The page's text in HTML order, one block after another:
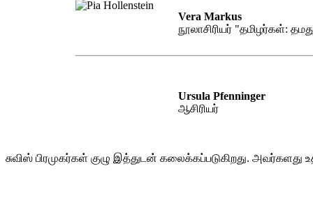
Vera Markus
நூலாசிரியர் "தமிழர்கள்:
Ursula Pfenninger
ஆசிரியர்
சுவிஸ் பிரமுகர்கள் குழு இத்துடன் கலைக்கப்படுகிறது. அவர்களது